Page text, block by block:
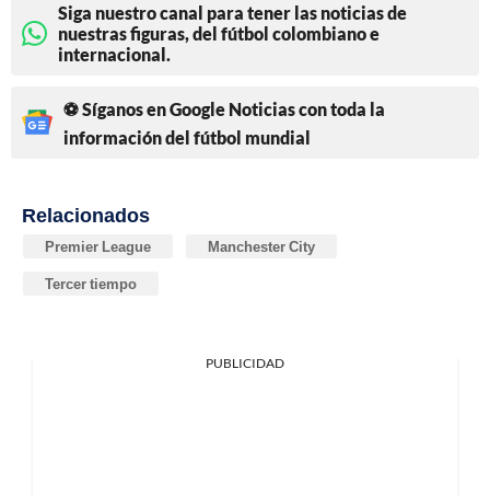
Siga nuestro canal para tener las noticias de
nuestras figuras, del fútbol colombiano e
internacional.
⚽ Síganos en Google Noticias con toda la
información del fútbol mundial
Relacionados
Premier League Manchester City
Tercer tiempo
PUBLICIDAD